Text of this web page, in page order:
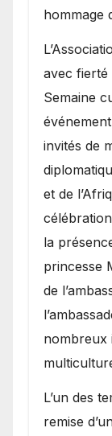
hommage
avec fierté
Semaine
invités de
et de
la
princesse
de
nombreux
​L’un des
remise